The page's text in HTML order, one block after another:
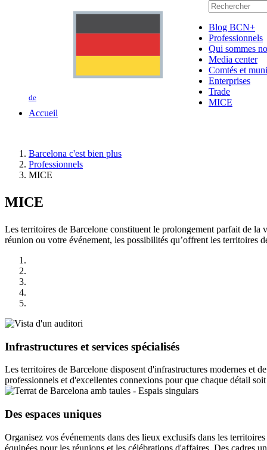
de
Blog BCN+
Professionnels
Qui sommes
Media center
Comtés et
Enterprises
Trade
MICE
Accueil
Barcelona c'est bien plus
Professionnels
MICE
MICE
Les territoires de Barcelone constituent le prolongement parfait de
réunion ou votre événement, les possibilités qu’offrent les territoires
Infrastructures et services spécialisés
Les territoires de Barcelone disposent d'infrastructures modernes et
professionnels et d'excellentes connexions pour que chaque détail
Des espaces uniques
Organisez vos événements dans des lieux exclusifs dans les
équipées pour les réunions et les célébrations d'affaires. Des cadres